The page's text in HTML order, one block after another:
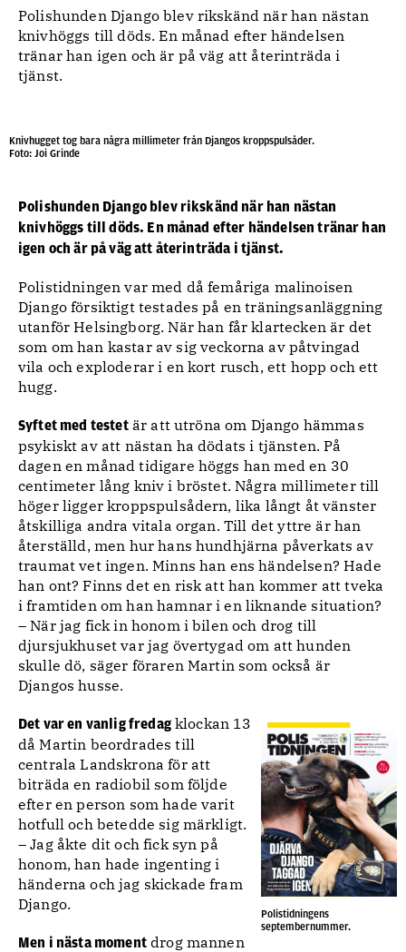
Polishunden Django blev rikskänd när han nästan
knivhöggs till döds. En månad efter händelsen
tränar han igen och är på väg att återinträda i
tjänst.
Knivhugget tog bara några millimeter från Djangos kroppspulsåder.
Foto: Joi Grinde
Polishunden Django blev rikskänd när han nästan
knivhöggs till döds. En månad efter händelsen tränar han
igen och är på väg att återinträda i tjänst.
Polistidningen var med då femåriga malinoisen
Django försiktigt testades på en träningsanläggning
utanför Helsingborg. När han får klartecken är det
som om han kastar av sig veckorna av påtvingad
vila och exploderar i en kort rusch, ett hopp och ett
hugg.
Syftet med testetär att utröna om Django hämmas
psykiskt av att nästan ha dödats i tjänsten. På
dagen en månad tidigare höggs han med en 30
centimeter lång kniv i bröstet. Några millimeter till
höger ligger kroppspulsådern, lika långt åt vänster
åtskilliga andra vitala organ. Till det yttre är han
återställd, men hur hans hundhjärna påverkats av
traumat vet ingen. Minns han ens händelsen? Hade
han ont? Finns det en risk att han kommer att tveka
i framtiden om han hamnar i en liknande situation?
– När jag fick in honom i bilen och drog till
djursjukhuset var jag övertygad om att hunden
skulle dö, säger föraren Martin som också är
Djangos husse.
Polistidningens
septembernummer.
Det var en vanlig fredagklockan 13
då Martin beordrades till
centrala Landskrona för att
biträda en radiobil som följde
efter en person som hade varit
hotfull och betedde sig märkligt.
– Jag åkte dit och fick syn på
honom, han hade ingenting i
händerna och jag skickade fram
Django.
Men i nästa momentdrog mannen